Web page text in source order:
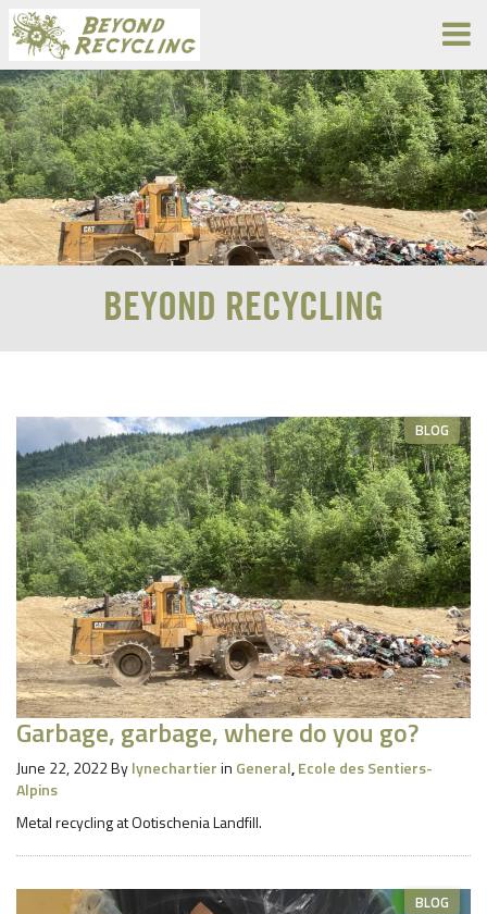
BEYOND RECYCLING
BLOG
Garbage, garbage, where do you go?
June 22, 2022Bylynechartierin General,Ecole des Sentiers-
Alpins
Metal recycling at Ootischenia Landfill.
BLOG